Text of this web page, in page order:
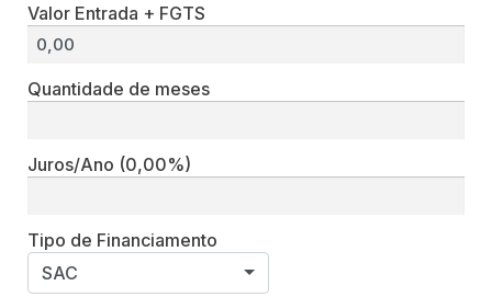
Valor Entrada + FGTS
Quantidade de meses
Juros/Ano (0,00%)
Tipo de Financiamento
SAC